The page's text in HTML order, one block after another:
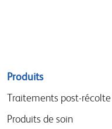
Sitemap
menu
Produits
Traitements post-récolte
Produits de soin